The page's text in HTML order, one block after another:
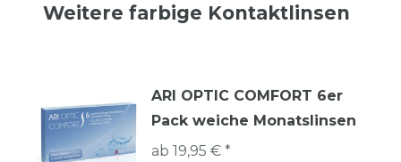
Weitere farbige Kontaktlinsen
ARI OPTIC COMFORT 6er
Pack weiche Monatslinsen
ab 19,95 € *